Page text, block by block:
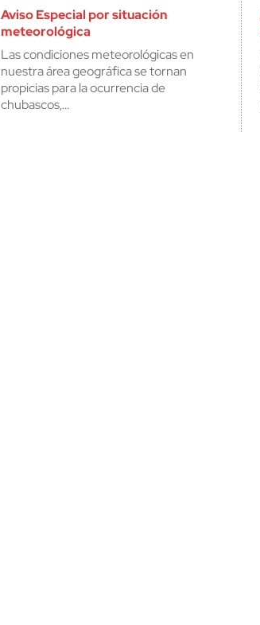
Aviso Especial por situación
meteorológica
Las condiciones meteorológicas en
nuestra área geográfica se tornan
propicias para la ocurrencia de
chubascos,…